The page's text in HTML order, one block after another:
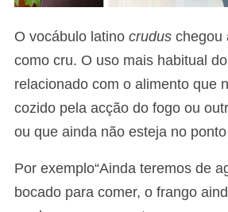
O vocábulo latino crudus chegou
como cru. O uso mais habitual
relacionado com o alimento que
cozido pela acção do fogo ou
ou que ainda não esteja no
Por exemplo“Ainda teremos de
bocado para comer, o frango